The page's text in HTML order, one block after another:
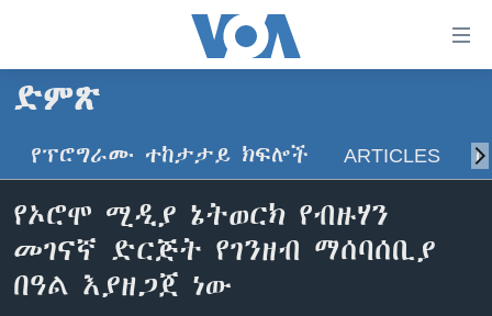
ማገናኛዎች
ዋናው
ይዘት
ወደ
ዋናው
ይዘት
እለፍ
ዜና
ኢትዮጵያ
አሜሪካ
ኑሮ በጤንነት
ከምሽቱ ሦስት ሰዓት የአማርኛ ዜና
ቪዲዮ
ድምጽ
የፕሮግራሙ ተከታታይ ክፍሎች ARTICLES
የኦሮሞ ሚዲያ ኔትወርክ የብዙሃን
መገናኛ ድርጅት የገንዘብ ማሰባሰቢያ
በዓል እያዘጋጀ ነው